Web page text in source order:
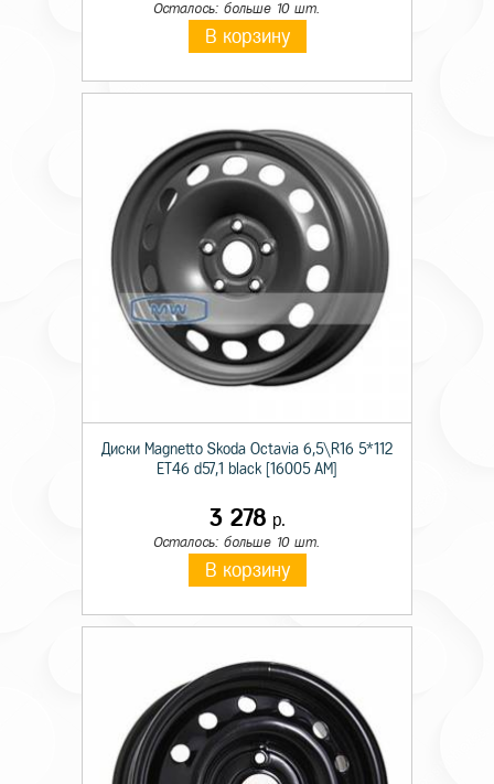
Осталось: больше 10 шт.
В корзину
Диски Magnetto Skoda Octavia 6,5\R16 5*112
ET46 d57,1 black [16005 AM]
3 278 р.
Осталось: больше 10 шт.
В корзину